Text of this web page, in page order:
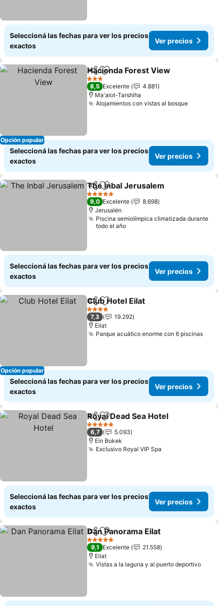
Seleccioná las fechas para ver los precios
exactos
Ver precios
Opción popular
CompartirAñadir a favoritos
Hacienda Forest View
3 Estrellas
8,5 Excelente
4.881
Ma'alot-Tarshiha
Alojamientos con vistas al bosque
Seleccioná las fechas para ver los precios
exactos
Ver precios
Compartir
Añadir a favoritos
The Inbal Jerusalem
5 Estrellas
9,0 Excelente
8.698
Jerusalén
Piscina semiolímpica climatizada durante
todo el año
Seleccioná las fechas para ver los precios
exactos
Ver precios
Opción popular
CompartirAñadir a favoritos
Club Hotel Eilat
4 Estrellas
7,3
19.292
Eilat
Parque acuático enorme con 6 piscinas
Seleccioná las fechas para ver los precios
exactos
Ver precios
CompartirAñadir a favoritos
Royal Dead Sea Hotel
5 Estrellas
6,7
5.093
Ein Bokek
Exclusivo Royal VIP Spa
Seleccioná las fechas para ver los precios
exactos
Ver precios
CompartirAñadir a favoritos
Dan Panorama Eilat
5 Estrellas
9,1 Excelente
21.558
Eilat
Vistas a la laguna y al puerto deportivo